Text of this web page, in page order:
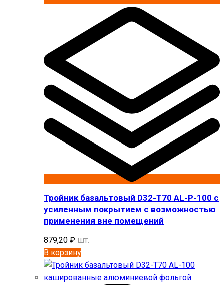
Тройник базальтовый D32-T70 AL-P-100 с
усиленным покрытием с возможностью
применения вне помещений
879,20 ₽ шт.
В корзину